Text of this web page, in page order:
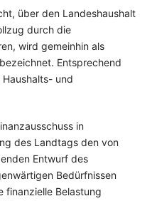
über den Landeshaushalt
durch die
wird gemeinhin als
Entsprechend
und
in
des Landtags den von
Entwurf des
Bedürfnissen
finanzielle Belastung